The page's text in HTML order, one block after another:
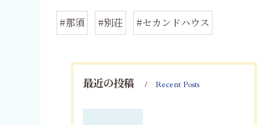
#那須 #別荘 #セカンドハウス
最近の投稿 Recent Posts